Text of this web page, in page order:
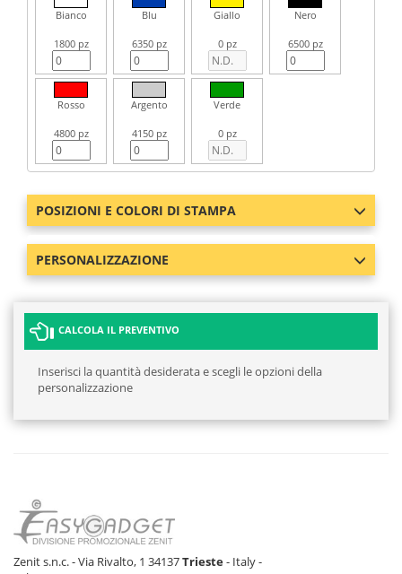
Bianco
1800 pz
Blu
6350 pz
Giallo
0 pz
Nero
6500 pz
Rosso
4800 pz
Argento
4150 pz
Verde
0 pz
POSIZIONI E COLORI DI STAMPA
PERSONALIZZAZIONE
CALCOLA IL PREVENTIVO
Inserisci la quantità desiderata e scegli le opzioni della
personalizzazione
Zenit s.n.c. - Via Rivalto, 1 34137Trieste- Italy -